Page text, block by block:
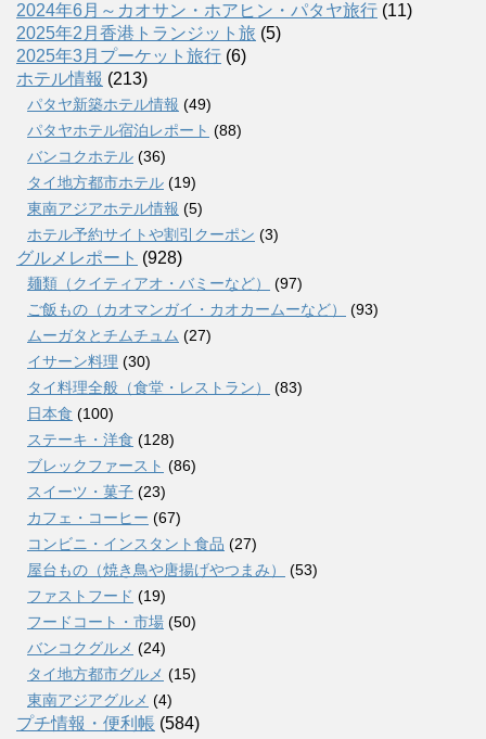
2024年6月～カオサン・ホアヒン・パタヤ旅行 (11)
2025年2月香港トランジット旅 (5)
2025年3月プーケット旅行 (6)
ホテル情報 (213)
パタヤ新築ホテル情報 (49)
パタヤホテル宿泊レポート (88)
バンコクホテル (36)
タイ地方都市ホテル (19)
東南アジアホテル情報 (5)
ホテル予約サイトや割引クーポン (3)
グルメレポート (928)
麺類（クイティアオ・バミーなど）
(97)
ご飯もの（カオマンガイ・カオカームーなど）
(93)
ムーガタとチムチュム (27)
イサーン料理 (30)
タイ料理全般（食堂・レストラン）
(83)
日本食 (100)
ステーキ・洋食 (128)
ブレックファースト (86)
スイーツ・菓子 (23)
カフェ・コーヒー (67)
コンビニ・インスタント食品 (27)
屋台もの（焼き鳥や唐揚げやつまみ）
(53)
ファストフード (19)
フードコート・市場 (50)
バンコクグルメ (24)
タイ地方都市グルメ (15)
東南アジアグルメ (4)
プチ情報・便利帳 (584)